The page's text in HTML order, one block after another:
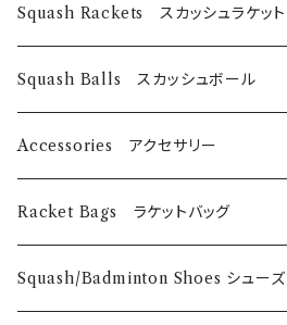
スカッシュラケット
EyeRackets
DUNLOP
パデルバット
レディースウェア
EyeRackets
メンズウェア
EyeRackets
Squash Rackets スカッシュラケット
EyeRackets
Harrow
DUNLOP
Technifibre
Squash Balls スカッシュボール
Accessories アクセサリー
Eye Wears
EyeRackets
Grips
Racket Bags ラケットバッグ
​Harrow
Squash/Badminton Shoes シューズ